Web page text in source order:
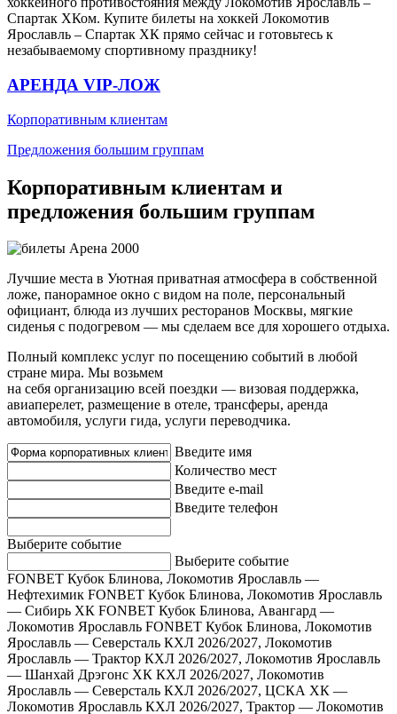
Спартак ХКом. Купите билеты на хоккей Локомотив
Ярославль – Спартак ХК прямо сейчас и готовьтесь к
незабываемому спортивному празднику!
АРЕНДА VIP-ЛОЖ
Корпоративным клиентам
Предложения большим группам
Корпоративным клиентам и
предложения большим группам
Лучшие места в Уютная приватная атмосфера в собственной
ложе, панорамное окно с видом на поле, персональный
официант, блюда из лучших ресторанов Москвы, мягкие
сиденья с подогревом — мы сделаем все для хорошего отдыха.
Полный комплекс услуг по посещению событий в любой
стране мира. Мы возьмем
на себя организацию всей поездки — визовая поддержка,
авиаперелет, размещение в отеле, трансферы, аренда
автомобиля, услуги гида, услуги переводчика.
Введите имя
Количество мест
Введите e-mail
Введите телефон
Выберите событие
Выберите событие
FONBET Кубок Блинова, Локомотив Ярославль —
Нефтехимик FONBET Кубок Блинова, Локомотив Ярославль
— Сибирь ХК FONBET Кубок Блинова, Авангард —
Локомотив Ярославль FONBET Кубок Блинова, Локомотив
Ярославль — Северсталь КХЛ 2026/2027, Локомотив
Ярославль — Трактор КХЛ 2026/2027, Локомотив Ярославль
— Шанхай Дрэгонс ХК КХЛ 2026/2027, Локомотив
Ярославль — Северсталь КХЛ 2026/2027, ЦСКА ХК —
Локомотив Ярославль КХЛ 2026/2027, Трактор — Локомотив